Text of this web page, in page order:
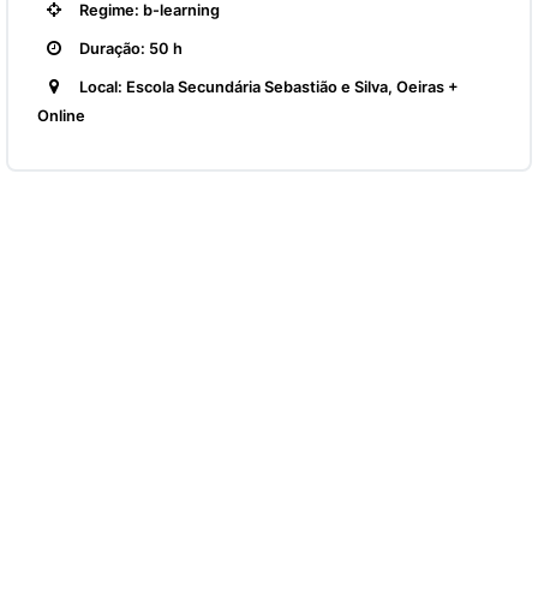
Regime: b-learning
Duração: 50 h
Local: Escola Secundária Sebastião e Silva, Oeiras +
Online